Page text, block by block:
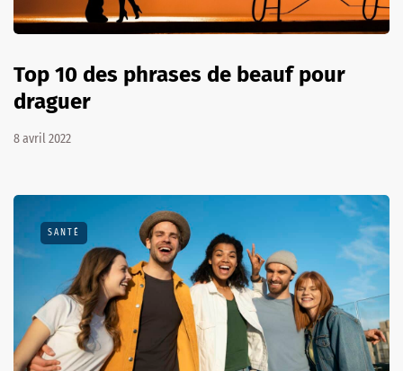
Top 10 des phrases de beauf pour
draguer
8 avril 2022
SANTÉ